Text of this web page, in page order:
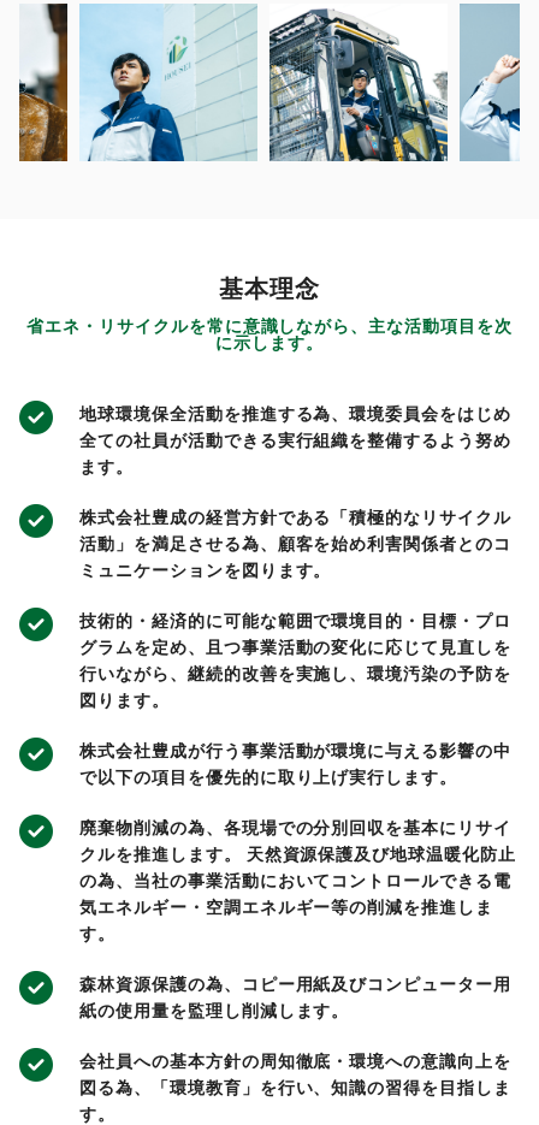
基本理念
省エネ・リサイクルを常に意識しながら、主な活動項目を次
に示します。
地球環境保全活動を推進する為、環境委員会をはじめ
全ての社員が活動できる実行組織を整備するよう努め
ます。
株式会社豊成の経営方針である「積極的なリサイクル
活動」を満足させる為、顧客を始め利害関係者とのコ
ミュニケーションを図ります。
技術的・経済的に可能な範囲で環境目的・目標・プロ
グラムを定め、且つ事業活動の変化に応じて見直しを
行いながら、継続的改善を実施し、環境汚染の予防を
図ります。
株式会社豊成が行う事業活動が環境に与える影響の中
で以下の項目を優先的に取り上げ実行します。
廃棄物削減の為、各現場での分別回収を基本にリサイ
クルを推進します。 天然資源保護及び地球温暖化防止
の為、当社の事業活動においてコントロールできる電
気エネルギー・空調エネルギー等の削減を推進しま
す。
森林資源保護の為、コピー用紙及びコンピューター用
紙の使用量を監理し削減します。
会社員への基本方針の周知徹底・環境への意識向上を
図る為、「環境教育」を行い、知識の習得を目指しま
す。